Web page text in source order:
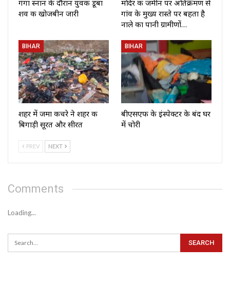
गंगा स्नान के दौरान युवक डूबा
शव की खोजबीन जारी
मंदिर की जमीन पर अतिक्रमण से
गांव के मुख्य रास्ते पर बहता है
नाले का पानी ग्रामीणों…
BIHAR
शहर में जमा कचरे ने शहर की
बिगाड़ी सूरत और सीरत
BIHAR
बीएसएफ के इंस्पेक्टर के बंद घर
में चोरी
PREV NEXT
Comments
Loading...